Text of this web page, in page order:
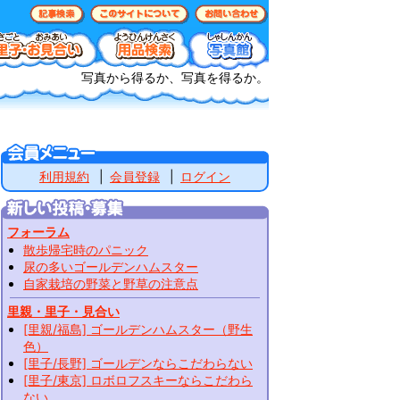
写真から得るか、写真を得るか。
利用規約 会員登録 ログイン
フォーラム
散歩帰宅時のパニック
尿の多いゴールデンハムスター
自家栽培の野菜と野草の注意点
里親・里子・見合い
[里親/福島] ゴールデンハムスター（野生
色）
[里子/長野] ゴールデンならこだわらない
[里子/東京] ロボロフスキーならこだわら
ない